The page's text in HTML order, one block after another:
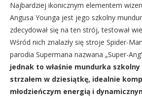
Najbardziej ikonicznym elementem
Angusa Younga jest jego szkolny
zdecydował się na ten strój, testował
Wśród nich znalazły się stroje Spider-
parodia Supermana nazwana „Super-
jednak to właśnie mundurka szkolny
strzałem w dziesiątkę, idealnie
młodzieńczym energią i